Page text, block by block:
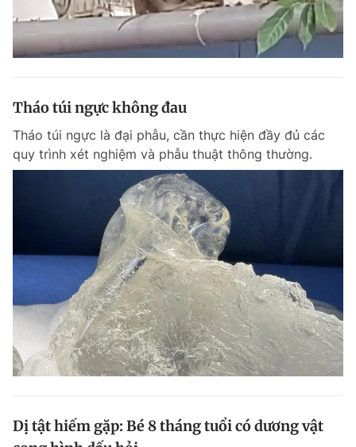
Tháo túi ngực không đau
Tháo túi ngực là đại phẫu, cần thực hiện đầy đủ các
quy trình xét nghiệm và phẫu thuật thông thường.
Dị tật hiếm gặp: Bé 8 tháng tuổi có dương vật